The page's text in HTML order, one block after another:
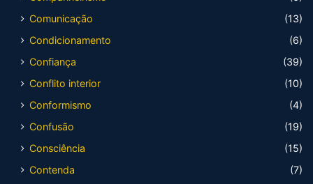
Comunicação
(13)
Condicionamento
(6)
Confiança
(39)
Conflito interior
(10)
Conformismo
(4)
Confusão
(19)
Consciência
(15)
Contenda
(7)